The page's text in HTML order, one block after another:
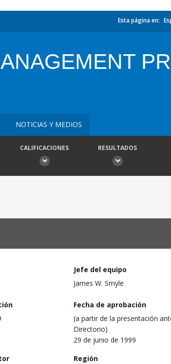
Esta página en:
NOTICIAS Y MEDIOS
CALIFICACIONES RESULTADOS
Jefe del equipo
James W. Smyle
Fecha de aprobación
(a partir de la presentación
Directorio)
29 de junio de 1999
Región